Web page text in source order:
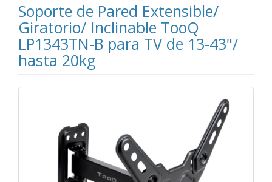
Soporte de Pared Extensible/
Giratorio/ Inclinable TooQ
LP1343TN-B para TV de 13-43"/
hasta 20kg